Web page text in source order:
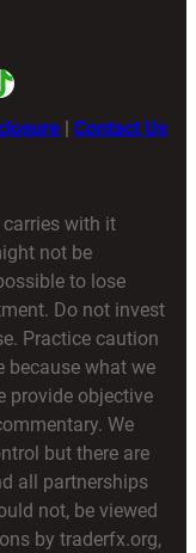
| Contact Us
with it
not be
to lose
Do not invest
Practice caution
because what we
provide objective
We
but there are
all partnerships
not, be viewed
by traderfx.org,